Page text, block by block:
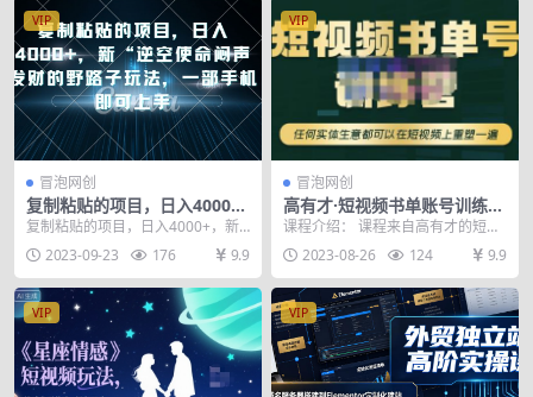
VIP
冒泡网创
复制粘贴的项目，日入4000
+，新“逆空使命“闷声发财的野
路子玩法，一部手机即可上手
复制粘贴的项目，日入4000+，新
“逆空使命“闷声发财的野路子玩法，
一部手机即可...
2023-09-23 176 9.9
VIP
冒泡网创
高有才·短视频书单账号训练
营，任何实体生意都可以在短
视频上重塑一遍-价值1680元
课程介绍： 课程来自高有才的短视
频书单账号训练营，价值1680元。
主要内容包括：...
2023-08-26 124 9.9
VIP VIP